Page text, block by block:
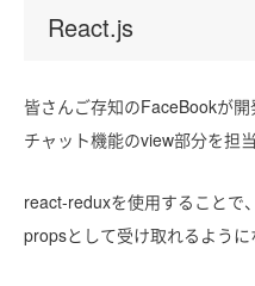
React.js
皆さんご存知のFaceBookが開
チャット機能のview部分を担
react-reduxを使用することで
propsとして受け取れるように